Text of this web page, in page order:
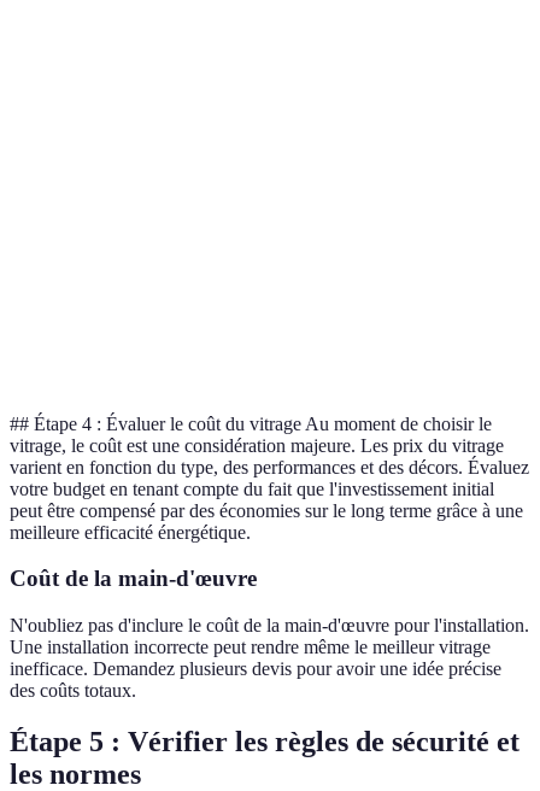
## Étape 4 : Évaluer le coût du vitrage Au moment de choisir le
vitrage, le coût est une considération majeure. Les prix du vitrage
varient en fonction du type, des performances et des décors. Évaluez
votre budget en tenant compte du fait que l'investissement initial
peut être compensé par des économies sur le long terme grâce à une
meilleure efficacité énergétique.
Coût de la main-d'œuvre
N'oubliez pas d'inclure le coût de la main-d'œuvre pour l'installation.
Une installation incorrecte peut rendre même le meilleur vitrage
inefficace. Demandez plusieurs devis pour avoir une idée précise
des coûts totaux.
Étape 5 : Vérifier les règles de sécurité et
les normes